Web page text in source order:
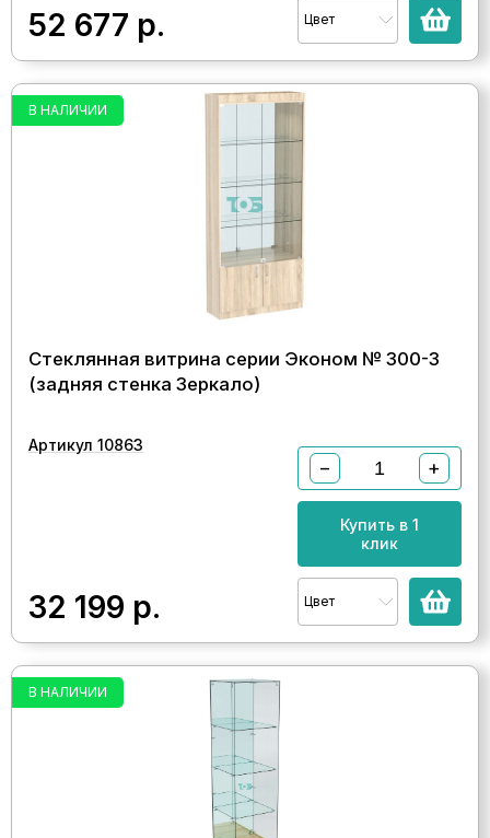
52 677 р. Цвет
В НАЛИЧИИ
Стеклянная витрина серии Эконом № 300-3
(задняя стенка Зеркало)
Артикул 10863
32 199 р.
− +
Купить в 1
клик
Цвет
В НАЛИЧИИ